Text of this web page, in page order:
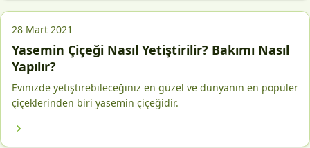
28 Mart 2021
Yasemin Çiçeği Nasıl Yetiştirilir? Bakımı Nasıl
Yapılır?
Evinizde yetiştirebileceğiniz en güzel ve dünyanın en popüler
çiçeklerinden biri yasemin çiçeğidir.